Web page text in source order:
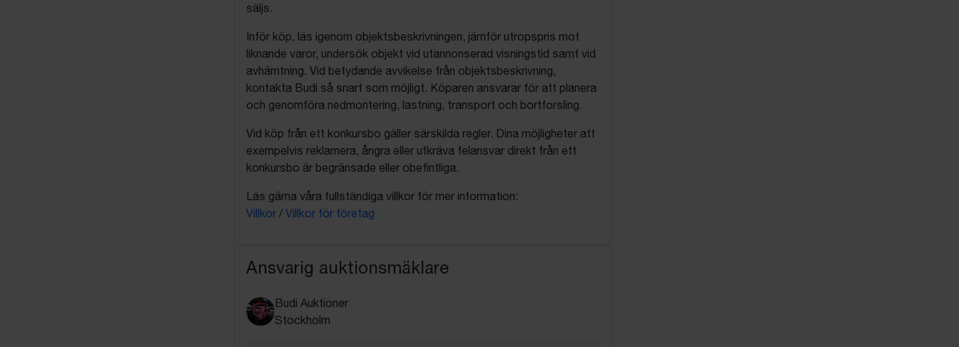
säljs.
Inför köp, läs igenom objektsbeskrivningen, jämför utropspris mot
liknande varor, undersök objekt vid utannonserad visningstid samt vid
avhämtning. Vid betydande avvikelse från objektsbeskrivning,
kontakta Budi så snart som möjligt. Köparen ansvarar för att planera
och genomföra nedmontering, lastning, transport och bortforsling.
Vid köp från ett konkursbo gäller särskilda regler. Dina möjligheter att
exempelvis reklamera, ångra eller utkräva felansvar direkt från ett
konkursbo är begränsade eller obefintliga.
Läs gärna våra fullständiga villkor för mer information:
Villkor / Villkor för företag
Ansvarig auktionsmäklare
Budi Auktioner
Stockholm